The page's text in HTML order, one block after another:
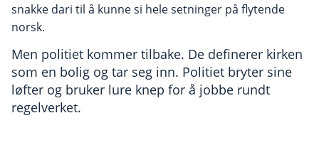
snakke dari til å kunne si hele setninger på flytende
norsk.
Men politiet kommer tilbake. De definerer kirken
som en bolig og tar seg inn. Politiet bryter sine
løfter og bruker lure knep for å jobbe rundt
regelverket.